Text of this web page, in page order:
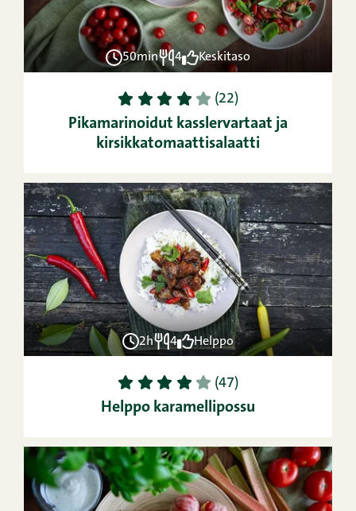
50min 4 Keskitaso
1 2 3 4 5 (22)
Pikamarinoidut kasslervartaat ja
kirsikkatomaattisalaatti
2h 4 Helppo
1 2 3 4 5 (47)
Helppo karamellipossu